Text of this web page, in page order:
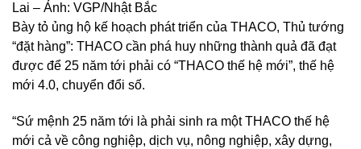
Lai – Ảnh: VGP/Nhật Bắc
Bày tỏ ủng hộ kế hoạch phát triển của THACO, Thủ tướng
“đặt hàng”: THACO cần phá huy những thành quả đã đạt
được để 25 năm tới phải có “THACO thế hệ mới”, thế hệ
mới 4.0, chuyển đổi số.
“Sứ mệnh 25 năm tới là phải sinh ra một THACO thế hệ
mới cả về công nghiệp, dịch vụ, nông nghiệp, xây dựng,